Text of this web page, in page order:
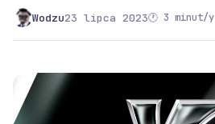
Wodzu23 lipca 2023🕐 3 minut/y